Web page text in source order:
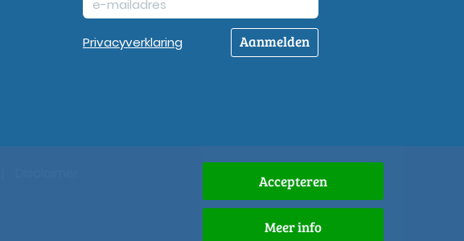
Privacyverklaring Aanmelden
Accepteren
Meer info